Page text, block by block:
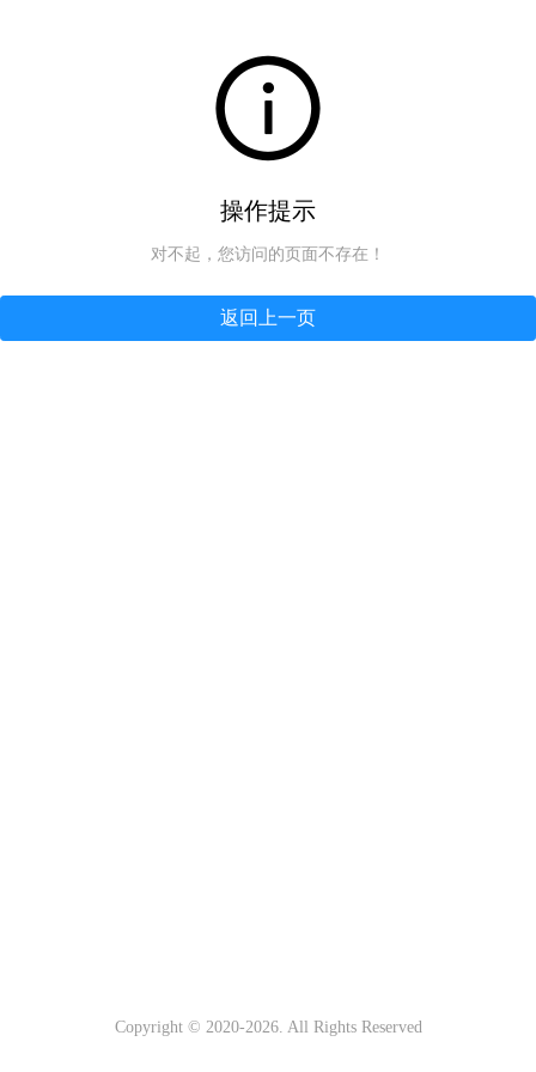
操作提示
对不起，您访问的页面不存在！
返回上一页
Copyright © 2020-2026. All Rights Reserved